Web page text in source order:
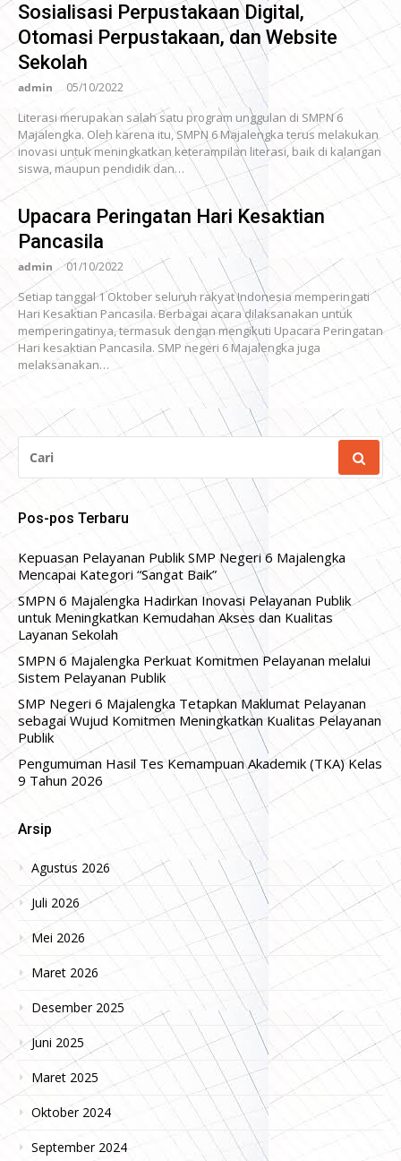
Sosialisasi Perpustakaan Digital,
Otomasi Perpustakaan, dan Website
Sekolah
admin 05/10/2022
Literasi merupakan salah satu program unggulan di SMPN 6
Majalengka. Oleh karena itu, SMPN 6 Majalengka terus melakukan
inovasi untuk meningkatkan keterampilan literasi, baik di kalangan
siswa, maupun pendidik dan…
Upacara Peringatan Hari Kesaktian
Pancasila
admin 01/10/2022
Setiap tanggal 1 Oktober seluruh rakyat Indonesia memperingati
Hari Kesaktian Pancasila. Berbagai acara dilaksanakan untuk
memperingatinya, termasuk dengan mengikuti Upacara Peringatan
Hari kesaktian Pancasila. SMP negeri 6 Majalengka juga
melaksanakan…
CARI
UNTUK:
Pos-pos Terbaru
Kepuasan Pelayanan Publik SMP Negeri 6 Majalengka
Mencapai Kategori “Sangat Baik”
SMPN 6 Majalengka Hadirkan Inovasi Pelayanan Publik
untuk Meningkatkan Kemudahan Akses dan Kualitas
Layanan Sekolah
SMPN 6 Majalengka Perkuat Komitmen Pelayanan melalui
Sistem Pelayanan Publik
SMP Negeri 6 Majalengka Tetapkan Maklumat Pelayanan
sebagai Wujud Komitmen Meningkatkan Kualitas Pelayanan
Publik
Pengumuman Hasil Tes Kemampuan Akademik (TKA) Kelas
9 Tahun 2026
Arsip
Agustus 2026
Juli 2026
Mei 2026
Maret 2026
Desember 2025
Juni 2025
Maret 2025
Oktober 2024
September 2024